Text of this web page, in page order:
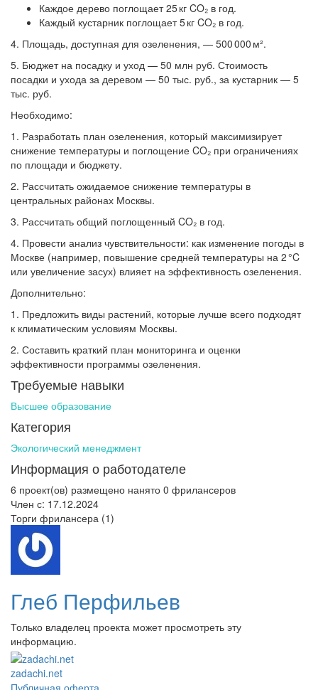
Каждое дерево поглощает 25 кг CO₂ в год.
Каждый кустарник поглощает 5 кг CO₂ в год.
4. Площадь, доступная для озеленения, — 500 000 м².
5. Бюджет на посадку и уход — 50 млн руб. Стоимость
посадки и ухода за деревом — 50 тыс. руб., за кустарник — 5
тыс. руб.
Необходимо:
1. Разработать план озеленения, который максимизирует
снижение температуры и поглощение CO₂ при ограничениях
по площади и бюджету.
2. Рассчитать ожидаемое снижение температуры в
центральных районах Москвы.
3. Рассчитать общий поглощенный CO₂ в год.
4. Провести анализ чувствительности: как изменение погоды в
Москве (например, повышение средней температуры на 2 °C
или увеличение засух) влияет на эффективность озеленения.
Дополнительно:
1. Предложить виды растений, которые лучше всего подходят
к климатическим условиям Москвы.
2. Составить краткий план мониторинга и оценки
эффективности программы озеленения.
Требуемые навыки
Высшее образование
Категория
Экологический менеджмент
Информация о работодателе
6 проект(ов) размещено нанято 0 фрилансеров
Член с: 17.12.2024
Торги фрилансера (1)
Глеб Перфильев
Только владелец проекта может просмотреть эту
информацию.
zadachi.net
Публичная оферта